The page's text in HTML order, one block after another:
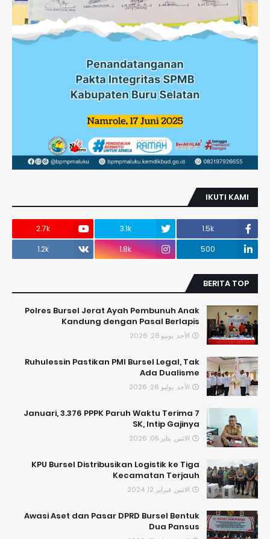
IKUTI KAMI
1.5k
3.1k
2.7k
500
1.8k
1.2k
BERITA TOP
Polres Bursel Jerat Ayah Pembunuh Anak
Kandung dengan Pasal Berlapis
الأحد, يونيو 28, 2026
​Ruhulessin Pastikan PMI Bursel Legal, Tak
Ada Dualisme
الأحد, يوليو 26, 2026
7 Januari, 3.376 PPPK Paruh Waktu Terima
SK, Intip Gajinya
الاثنين, يناير 05, 2026
KPU Bursel Distribusikan Logistik ke Tiga
Kecamatan Terjauh
الاثنين, فبراير 12, 2024
Awasi Aset dan Pasar DPRD Bursel Bentuk
Dua Pansus